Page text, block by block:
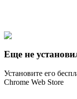
Звезда против сил зла
Forces of Evil
Еще не
Установите его
Chrome Web Store